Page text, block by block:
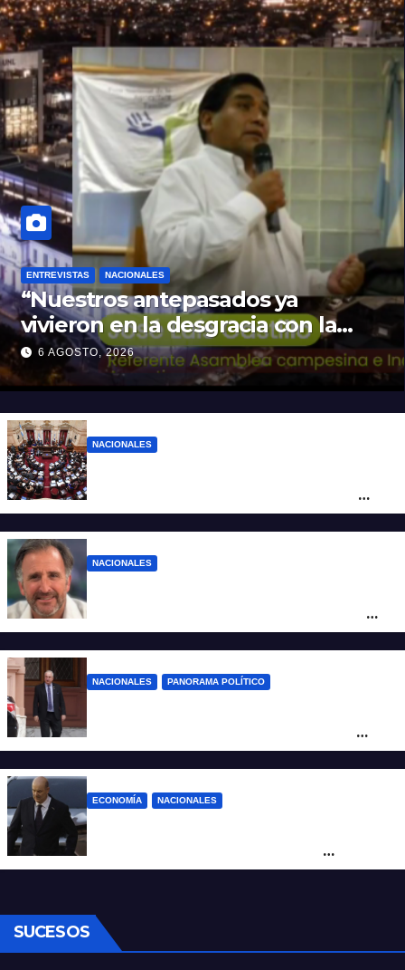
ENTREVISTAS NACIONALES
“Nuestros antepasados ya
vivieron en la desgracia con la
Forestal algo que quizás se
repita”
6 AGOSTO, 2026
NACIONALES
corre riesgo de caerse en el Senado
NACIONALES
que vende tierras a extranjeros
NACIONALES PANORAMA POLÍTICO
Milei de Misiones
ECONOMÍA NACIONALES
suspendió el decreto para levantar el paro
SUCESOS